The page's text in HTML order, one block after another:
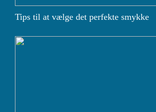
Tips til at vælge det perfekte smykke